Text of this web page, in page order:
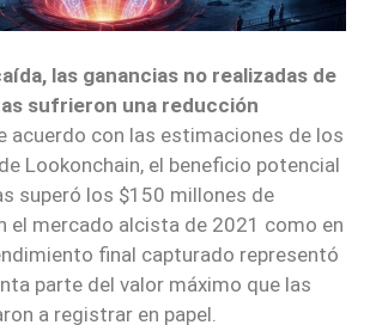
las ganancias no realizadas de
sufrieron una reducción
acuerdo con las estimaciones de los
Lookonchain, el beneficio potencial
superó los $150 millones de
el mercado alcista de 2021 como en
final capturado representó
parte del valor máximo que las
a registrar en papel.